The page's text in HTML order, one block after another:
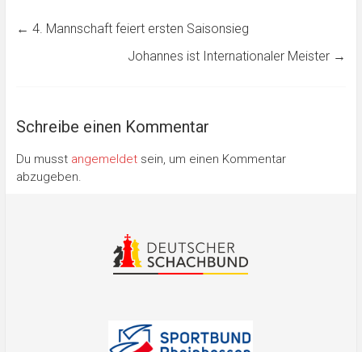
← 4. Mannschaft feiert ersten Saisonsieg
Johannes ist Internationaler Meister →
Schreibe einen Kommentar
Du musst angemeldetsein, um einen Kommentar
abzugeben.